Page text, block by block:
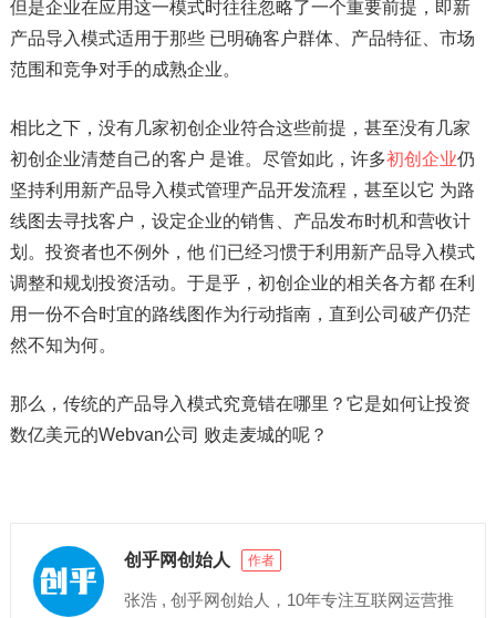
但是企业在应用这一模式时往往忽略了一个重要前提，即新
产品导入模式适用于那些 已明确客户群体、产品特征、市场
范围和竞争对手的成熟企业。
相比之下，没有几家初创企业符合这些前提，甚至没有几家
初创企业清楚自己的客户 是谁。尽管如此，许多初创企业仍
坚持利用新产品导入模式管理产品开发流程，甚至以它 为路
线图去寻找客户，设定企业的销售、产品发布时机和营收计
划。投资者也不例外，他 们已经习惯于利用新产品导入模式
调整和规划投资活动。于是乎，初创企业的相关各方都 在利
用一份不合时宜的路线图作为行动指南，直到公司破产仍茫
然不知为何。
那么，传统的产品导入模式究竟错在哪里？它是如何让投资
数亿美元的Webvan公司 败走麦城的呢？
创乎网创始人 作者
张浩 , 创乎网创始人，10年专注互联网运营推